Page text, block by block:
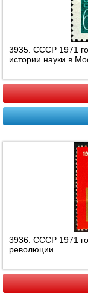
3935. СССР 1971
истории науки в
3936. СССР 1971
революции